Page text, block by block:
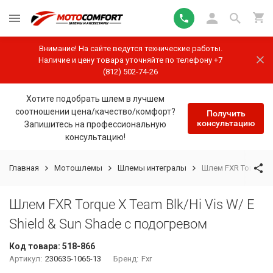
Внимание! На сайте ведутся технические работы.
Наличие и цену товара уточняйте по телефону +7
(812) 502-74-26
Хотите подобрать шлем в лучшем
соотношении цена/качество/комфорт?
Запишитесь на профессиональную
консультацию!
Получить
консультацию
Главная Мотошлемы Шлемы интегралы Шлем FXR Torque
Шлем FXR Torque X Team Blk/Hi Vis W/ E
Shield & Sun Shade с подогревом
Код товара: 518-866
Артикул: 230635-1065-13 Бренд: Fxr